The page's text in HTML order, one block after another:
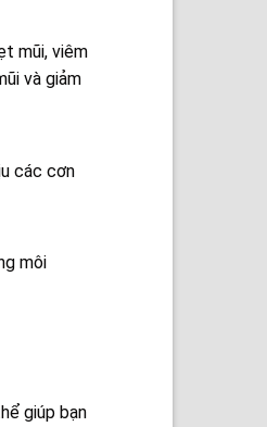
mũi, viêm
và giảm
các cơn
môi
giúp bạn